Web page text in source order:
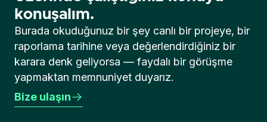
konuşalım.
Burada okuduğunuz bir şey canlı bir projeye, bir
raporlama tarihine veya değerlendirdiğiniz bir
karara denk geliyorsa — faydalı bir görüşme
yapmaktan memnuniyet duyarız.
Bize ulaşın